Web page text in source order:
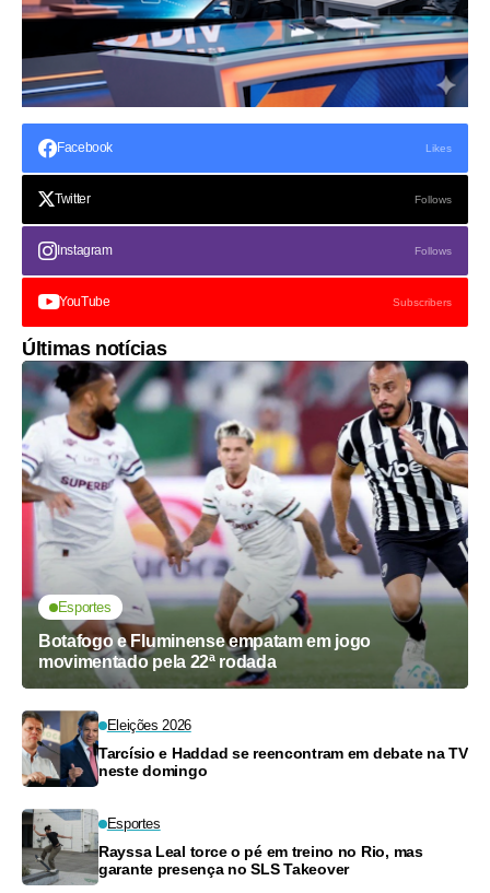
Facebook Likes
Twitter Follows
Instagram Follows
YouTube Subscribers
Últimas notícias
Esportes
Botafogo e Fluminense empatam em jogo
movimentado pela 22ª rodada
Eleições 2026
Tarcísio e Haddad se reencontram em debate na TV
neste domingo
Esportes
Rayssa Leal torce o pé em treino no Rio, mas
garante presença no SLS Takeover